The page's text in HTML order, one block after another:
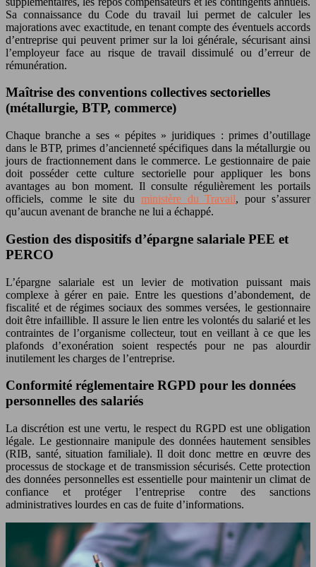
Sa connaissance du Code du travail lui permet de calculer les
majorations avec exactitude, en tenant compte des éventuels accords
d’entreprise qui peuvent primer sur la loi générale, sécurisant ainsi
l’employeur face au risque de travail dissimulé ou d’erreur de
rémunération.
Maîtrise des conventions collectives sectorielles
(métallurgie, BTP, commerce)
Chaque branche a ses « pépites » juridiques : primes d’outillage
dans le BTP, primes d’ancienneté spécifiques dans la métallurgie ou
jours de fractionnement dans le commerce. Le gestionnaire de paie
doit posséder cette culture sectorielle pour appliquer les bons
avantages au bon moment. Il consulte régulièrement les portails
officiels, comme le site du ministère du Travail, pour s’assurer
qu’aucun avenant de branche ne lui a échappé.
Gestion des dispositifs d’épargne salariale PEE et
PERCO
L’épargne salariale est un levier de motivation puissant mais
complexe à gérer en paie. Entre les questions d’abondement, de
fiscalité et de régimes sociaux des sommes versées, le gestionnaire
doit être infaillible. Il assure le lien entre les volontés du salarié et les
contraintes de l’organisme collecteur, tout en veillant à ce que les
plafonds d’exonération soient respectés pour ne pas alourdir
inutilement les charges de l’entreprise.
Conformité réglementaire RGPD pour les données
personnelles des salariés
La discrétion est une vertu, le respect du RGPD est une obligation
légale. Le gestionnaire manipule des données hautement sensibles
(RIB, santé, situation familiale). Il doit donc mettre en œuvre des
processus de stockage et de transmission sécurisés. Cette protection
des données personnelles est essentielle pour maintenir un climat de
confiance et protéger l’entreprise contre des sanctions
administratives lourdes en cas de fuite d’informations.